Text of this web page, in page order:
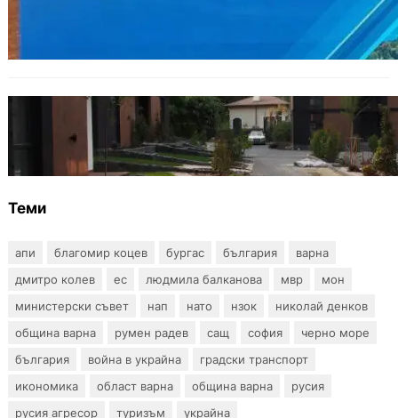
БЪЛГАРИЯ
12 съдебни дела оспорват заповедите за
събаряне на сгради в местността „Баба
Алино“
Теми
апи благомир коцев бургас българия
варна
дмитро колев
ес людмила балканова мвр
мон
министерски съвет
нап нато нзок
николай денков
община варна
румен радев сащ софия
черно море
българия
война в украйна
градски транспорт
икономика
област варна община варна
русия
русия агресор
туризъм украйна